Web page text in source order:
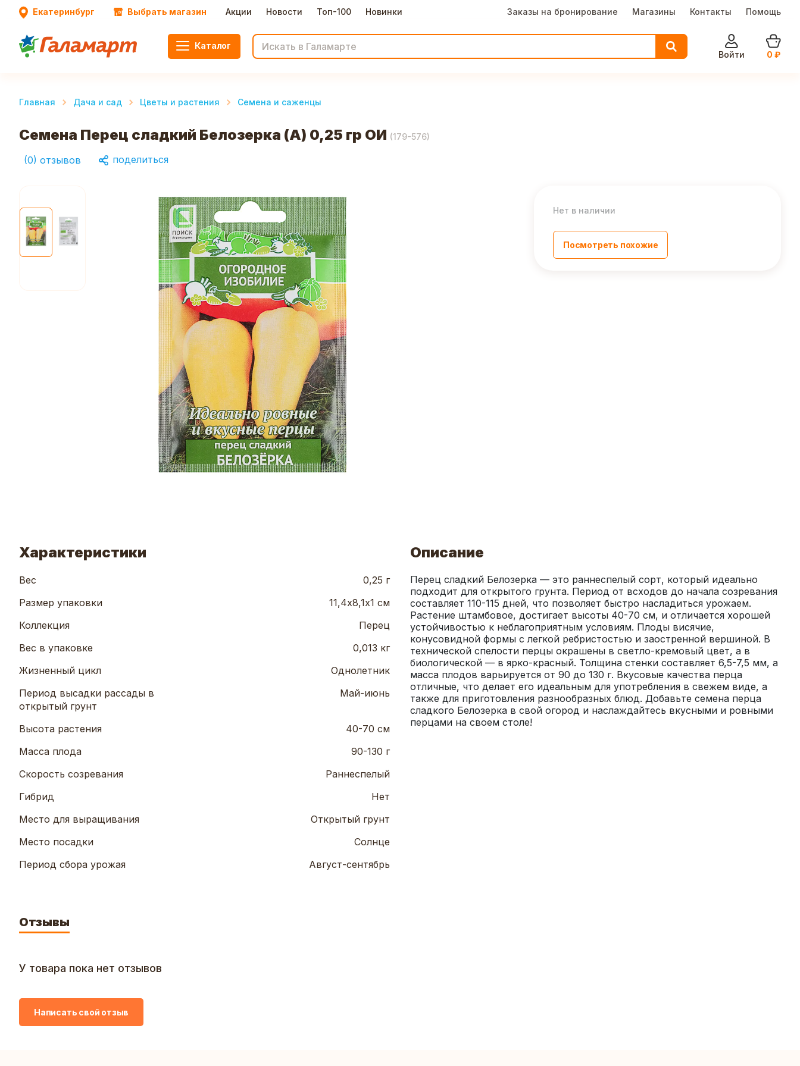
Екатеринбург Выбрать магазин Акции Новости Топ-100 Новинки Заказы на бронирование Магазины Контакты Помощь
Каталог
Войти
0 ₽
Главная Дача и сад Цветы и растения Семена и саженцы
Семена Перец сладкий Белозерка (А) 0,25 гр ОИ (179-576)
(0) отзывов поделиться
Нет в наличии
Посмотреть похожие
Характеристики
Вес
0,25 г
Размер упаковки
11,4х8,1х1 см
Коллекция
Перец
Вес в упаковке
0,013 кг
Жизненный цикл
Однолетник
Период высадки рассады в
открытый грунт
Май-июнь
Высота растения
40-70 см
Масса плода
90-130 г
Скорость созревания
Раннеспелый
Гибрид
Нет
Место для выращивания
Открытый грунт
Место посадки
Солнце
Период сбора урожая
Август-сентябрь
Описание
Перец сладкий Белозерка — это раннеспелый сорт, который идеально
подходит для открытого грунта. Период от всходов до начала созревания
составляет 110-115 дней, что позволяет быстро насладиться урожаем.
Растение штамбовое, достигает высоты 40-70 см, и отличается хорошей
устойчивостью к неблагоприятным условиям. Плоды висячие,
конусовидной формы с легкой ребристостью и заостренной вершиной. В
технической спелости перцы окрашены в светло-кремовый цвет, а в
биологической — в ярко-красный. Толщина стенки составляет 6,5-7,5 мм, а
масса плодов варьируется от 90 до 130 г. Вкусовые качества перца
отличные, что делает его идеальным для употребления в свежем виде, а
также для приготовления разнообразных блюд. Добавьте семена перца
сладкого Белозерка в свой огород и наслаждайтесь вкусными и ровными
перцами на своем столе!
Отзывы
У товара пока нет отзывов
Написать свой отзыв